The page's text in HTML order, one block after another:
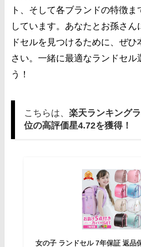
ト、そして各ブランドの特徴
しています。あなたとお孫さん
ドセルを見つけるために、ぜ
さい。一緒に最適なランドセル
う！
こちらは、楽天ランキング
位の高評価星4.72を獲得！
女の子 ランドセル 7年保証 返品